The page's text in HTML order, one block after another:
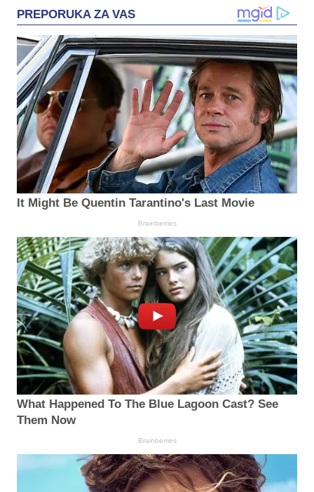
PREPORUKA ZA VAS
It Might Be Quentin Tarantino's Last Movie
Brainberries
What Happened To The Blue Lagoon Cast? See
Them Now
Brainberries